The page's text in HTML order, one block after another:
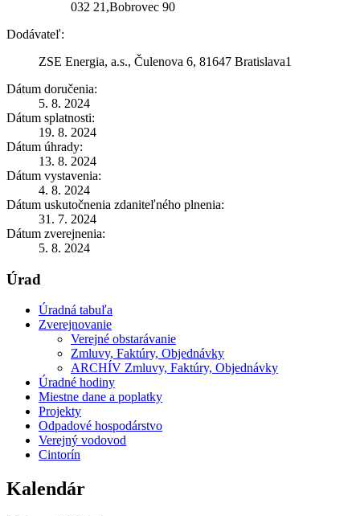
032 21,Bobrovec 90
Dodávateľ:
ZSE Energia, a.s., Čulenova 6, 81647 Bratislava1
Dátum doručenia:
5. 8. 2024
Dátum splatnosti:
19. 8. 2024
Dátum úhrady:
13. 8. 2024
Dátum vystavenia:
4. 8. 2024
Dátum uskutočnenia zdaniteľného plnenia:
31. 7. 2024
Dátum zverejnenia:
5. 8. 2024
Úrad
Úradná tabuľa
Zverejnovanie
Verejné obstarávanie
Zmluvy, Faktúry, Objednávky
ARCHÍV Zmluvy, Faktúry, Objednávky
Úradné hodiny
Miestne dane a poplatky
Projekty
Odpadové hospodárstvo
Verejný vodovod
Cintorín
Kalendár